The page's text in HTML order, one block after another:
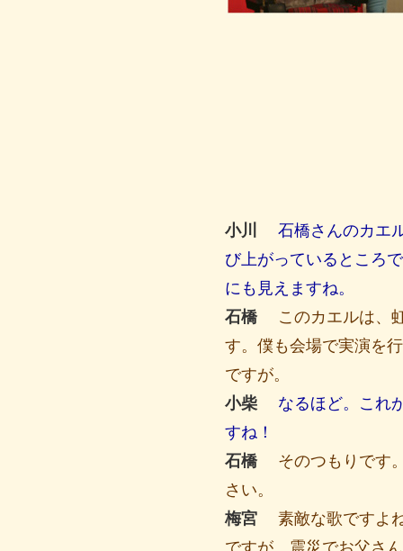
小川
石橋さんのカエ
び上がっているところ
にも見えますね。
石橋
このカエルは、
す。僕も会場で実演を
ですが。
小柴
なるほど。これ
すね！
石橋
そのつもりです
さい。
梅宮
素敵な歌ですよ
ですが、震災でお父さ